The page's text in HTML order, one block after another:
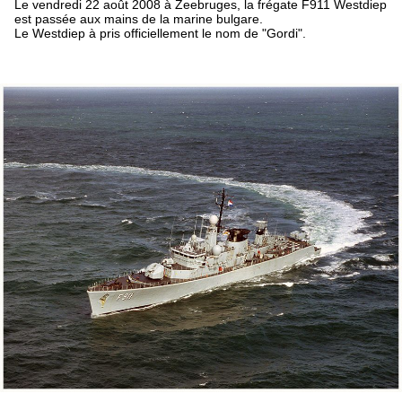
Le vendredi 22 août 2008 à Zeebruges, la frégate F911 Westdiep
est passée aux mains de la marine bulgare.
Le Westdiep à pris officiellement le nom de "Gordi".